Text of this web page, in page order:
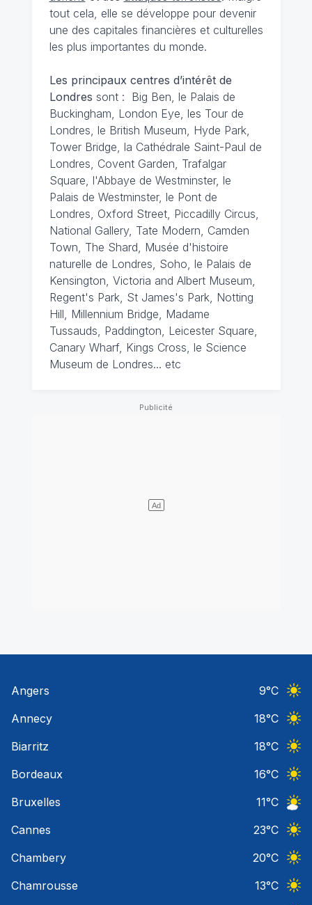
tout cela, elle se développe pour devenir
une des capitales financières et culturelles
les plus importantes du monde.
Les principaux centres d’intérêt de
Londres sont : Big Ben, le Palais de
Buckingham, London Eye, les Tour de
Londres, le British Museum, Hyde Park,
Tower Bridge, la Cathédrale Saint-Paul de
Londres, Covent Garden, Trafalgar
Square, l'Abbaye de Westminster, le
Palais de Westminster, le Pont de
Londres, Oxford Street, Piccadilly Circus,
National Gallery, Tate Modern, Camden
Town, The Shard, Musée d'histoire
naturelle de Londres, Soho, le Palais de
Kensington, Victoria and Albert Museum,
Regent's Park, St James's Park, Notting
Hill, Millennium Bridge, Madame
Tussauds, Paddington, Leicester Square,
Canary Wharf, Kings Cross, le Science
Museum de Londres... etc
Angers 9°C
Annecy
18°C
Biarritz
18°C
Bordeaux
16°C
Bruxelles
11°C
Cannes
23°C
Chambery
20°C
Chamrousse
13°C